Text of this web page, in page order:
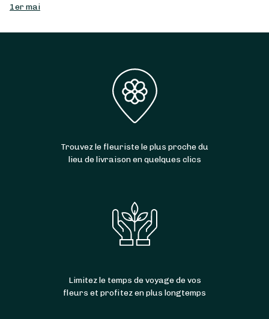
1er mai
Trouvez le fleuriste le plus proche du
lieu de livraison en quelques clics
Limitez le temps de voyage de vos
fleurs et profitez en plus longtemps